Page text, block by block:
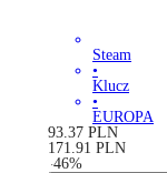
Steam
•
Klucz
•
EUROPA
93.37 PLN
171.91 PLN
-46%